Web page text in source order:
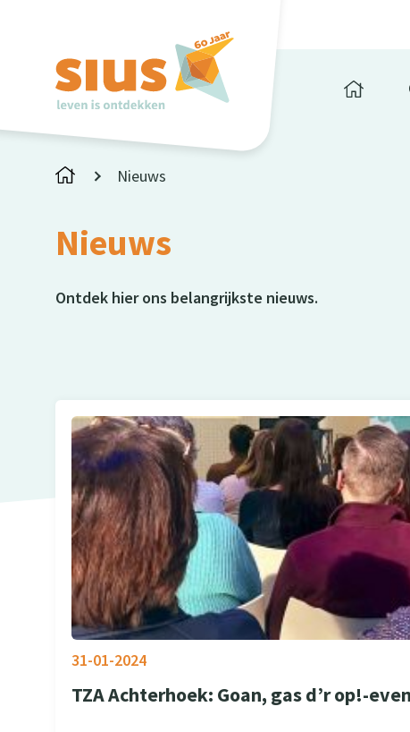
Nieuws
Nieuws
Ontdek hier ons belangrijkste nieuws.
TZA Achterhoek: Goan, gas d’r op!-
31-01-2024